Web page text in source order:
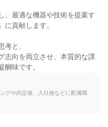
、最適な機器や技術を提案す
に貢献します。
考と、
志向を両立させ、本質的な課
醐味です。
グや内定後、入社後などに配属職